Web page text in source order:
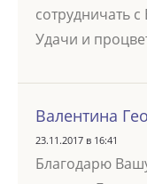
сотрудничать
Удачи и
Валентина
23.11.2017 в 16:41
Благодарю